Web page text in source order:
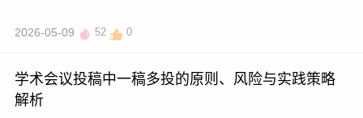
2026-05-09 52 0
学术会议投稿中一稿多投的原则、风险与实践策略
解析